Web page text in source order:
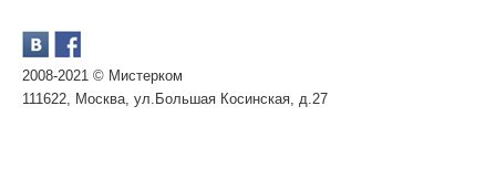
2008-2021 © Мистерком
111622, Москва, ул.Большая Косинская, д.27